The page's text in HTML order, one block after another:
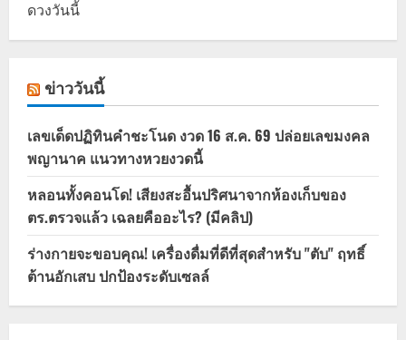
ดวงวันนี้
ข่าววันนี้
เลขเด็ดปฏิทินคำชะโนด งวด 16 ส.ค. 69 ปล่อยเลขมงคล
พญานาค แนวทางหวยงวดนี้
หลอนทั้งคอนโด! เสียงสะอื้นปริศนาจากห้องเก็บของ
ตร.ตรวจแล้ว เฉลยคืออะไร? (มีคลิป)
ร่างกายจะขอบคุณ! เครื่องดื่มที่ดีที่สุดสำหรับ "ตับ" ฤทธิ์
ต้านอักเสบ ปกป้องระดับเซลล์